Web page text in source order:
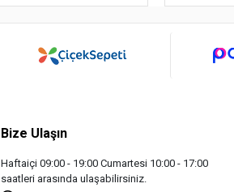
Bize Ulaşın
Haftaiçi 09:00 - 19:00 Cumartesi 10:00 - 17:00
saatleri arasında ulaşabilirsiniz.